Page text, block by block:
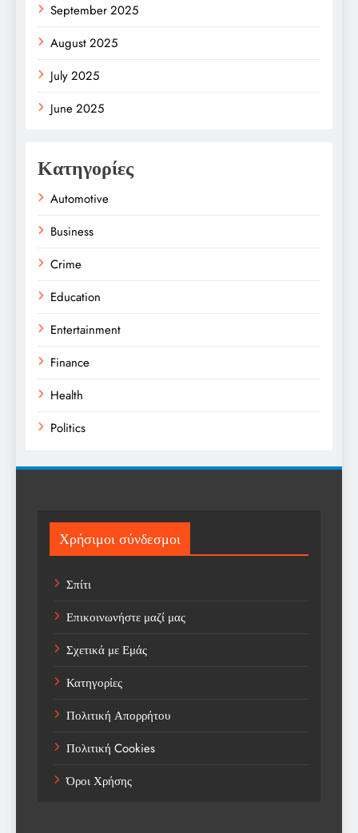
September 2025
August 2025
July 2025
June 2025
Κατηγορίες
Automotive
Business
Crime
Education
Entertainment
Finance
Health
Politics
Sport
Sports
Technology
Trending
Weather
Αγορά
Αγορά Εργασίας
Αγροτικά Νέα
Αεροπορία
Χρήσιμοι σύνδεσμοι
Σπίτι
Επικοινωνήστε μαζί μας
Σχετικά με Εμάς
Κατηγορίες
Πολιτική Απορρήτου
Πολιτική Cookies
Όροι Χρήσης